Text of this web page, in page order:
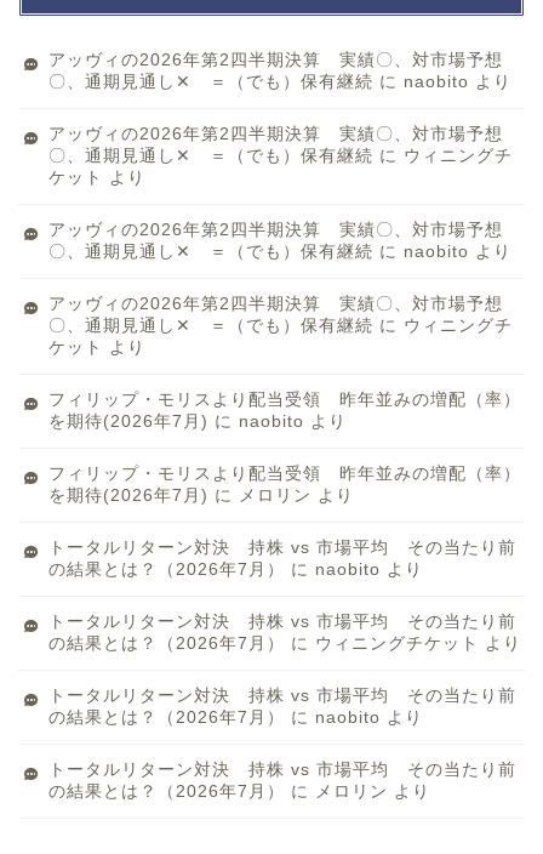
アッヴィの2026年第2四半期決算 実績〇、対市場予想
〇、通期見通し✕ ＝（でも）保有継続 に naobito より
アッヴィの2026年第2四半期決算 実績〇、対市場予想
〇、通期見通し✕ ＝（でも）保有継続 に ウィニングチ
ケット
より
アッヴィの2026年第2四半期決算 実績〇、対市場予想
〇、通期見通し✕ ＝（でも）保有継続 に naobito より
アッヴィの2026年第2四半期決算 実績〇、対市場予想
〇、通期見通し✕ ＝（でも）保有継続 に ウィニングチ
ケット
より
フィリップ・モリスより配当受領 昨年並みの増配（率）
を期待(2026年7月) に naobito より
フィリップ・モリスより配当受領 昨年並みの増配（率）
を期待(2026年7月) に メロリン より
トータルリターン対決 持株 vs 市場平均 その当たり前
の結果とは？（2026年7月）
に naobito より
トータルリターン対決 持株 vs 市場平均 その当たり前
の結果とは？（2026年7月）
に ウィニングチケット より
トータルリターン対決 持株 vs 市場平均 その当たり前
の結果とは？（2026年7月）
に naobito より
トータルリターン対決 持株 vs 市場平均 その当たり前
の結果とは？（2026年7月）
に メロリン より